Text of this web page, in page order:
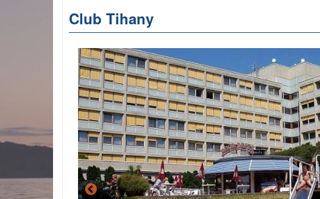
Club Tihany